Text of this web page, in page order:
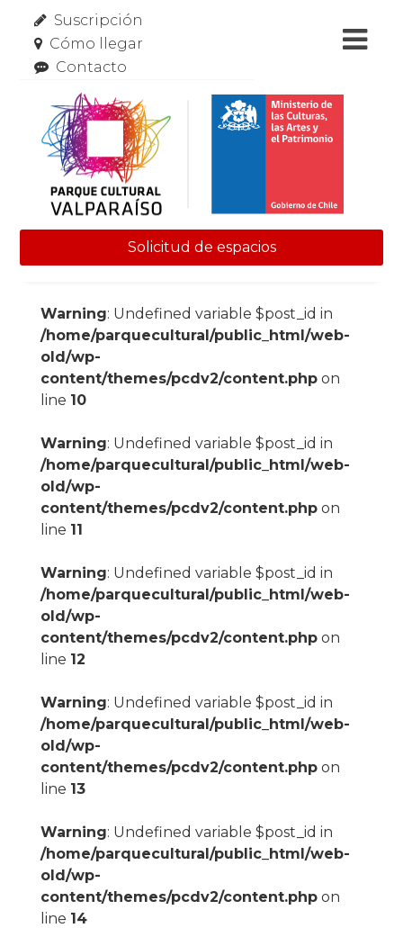
Suscripción
Cómo llegar
Contacto
Solicitud de espacios
Warning: Undefined variable $post_id in
/home/parquecultural/public_html/web-
old/wp-
content/themes/pcdv2/content.phpon
line 10
Warning: Undefined variable $post_id in
/home/parquecultural/public_html/web-
old/wp-
content/themes/pcdv2/content.phpon
line 11
Warning: Undefined variable $post_id in
/home/parquecultural/public_html/web-
old/wp-
content/themes/pcdv2/content.phpon
line 12
Warning: Undefined variable $post_id in
/home/parquecultural/public_html/web-
old/wp-
content/themes/pcdv2/content.phpon
line 13
Warning: Undefined variable $post_id in
/home/parquecultural/public_html/web-
old/wp-
content/themes/pcdv2/content.phpon
line 14